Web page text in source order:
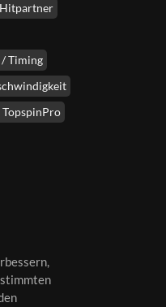
Hitpartner
/ Timing
TopspinPro